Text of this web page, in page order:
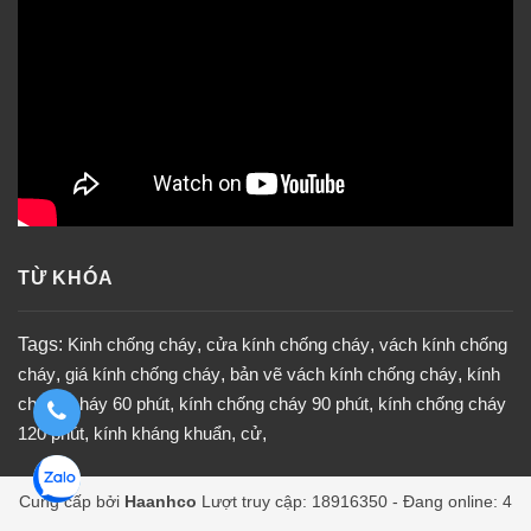
TỪ KHÓA
Tags: Kinh chống cháy, cửa kính chống cháy, vách kính chống
cháy, giá kính chống cháy, bản vẽ vách kính chống cháy, kính
chống cháy 60 phút, kính chống cháy 90 phút, kính chống cháy
120 phút, kính kháng khuẩn, cử,
Cung cấp bởi Haanhco Lượt truy cập: 18916350 - Đang online: 4